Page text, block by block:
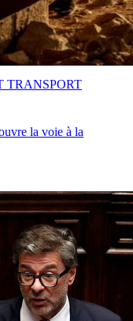
la voie à la
TRANSPORT